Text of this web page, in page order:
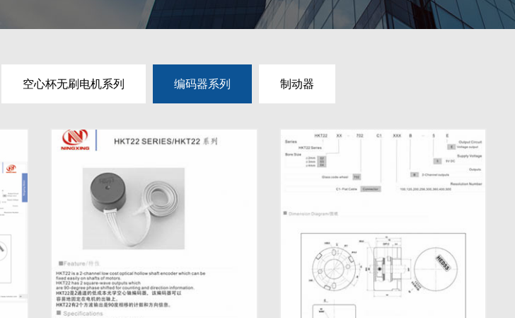
空心杯无刷电机系列 编码器系列 制动器